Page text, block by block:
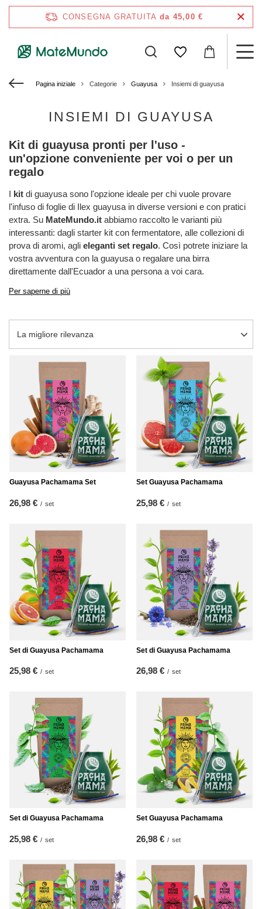
CONSEGNA GRATUITA da 45,00 €
Pagina iniziale Categorie Guayusa Insiemi di guayusa
INSIEMI DI GUAYUSA
Kit di guayusa pronti per l'uso -
un'opzione conveniente per voi o per un
regalo
I kit di guayusa sono l'opzione ideale per chi vuole provare
l'infuso di foglie di Ilex guayusa in diverse versioni e con pratici
extra. Su MateMundo.it abbiamo raccolto le varianti più
interessanti: dagli starter kit con fermentatore, alle collezioni di
prova di aromi, agli eleganti set regalo. Così potrete iniziare la
vostra avventura con la guayusa o regalare una birra
direttamente dall'Ecuador a una persona a voi cara.
Per saperne di più
Modifica ordinamento
La migliore rilevanza
Guayusa Pachamama Set
26,98 € / set
Set Guayusa Pachamama
25,98 € / set
Set di Guayusa Pachamama
25,98 € / set
Set di Guayusa Pachamama
26,98 € / set
Set di Guayusa Pachamama
25,98 € / set
Set Guayusa Pachamama
26,98 € / set